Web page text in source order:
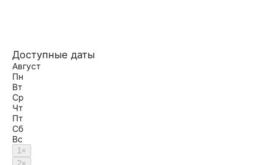
Доступные даты
Август
Пн
Вт
Ср
Чт
Пт
Сб
Вс
1×